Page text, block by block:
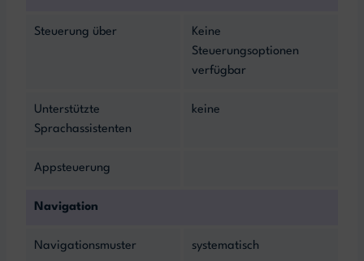
Steuerung über
Keine
Steuerungsoptionen
verfügbar
Unterstützte
Sprachassistenten
keine
Appsteuerung
Navigation
Navigationsmuster systematisch